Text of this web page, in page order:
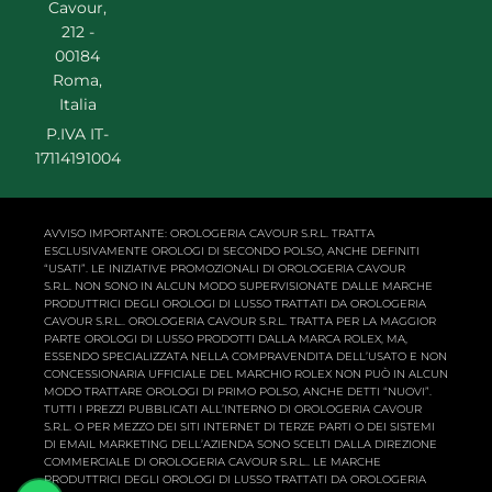
Cavour,
212 -
00184
Roma,
Italia
P.IVA IT-
17114191004
AVVISO IMPORTANTE: OROLOGERIA CAVOUR S.R.L. TRATTA
ESCLUSIVAMENTE OROLOGI DI SECONDO POLSO, ANCHE DEFINITI
“USATI”. LE INIZIATIVE PROMOZIONALI DI OROLOGERIA CAVOUR
S.R.L. NON SONO IN ALCUN MODO SUPERVISIONATE DALLE MARCHE
PRODUTTRICI DEGLI OROLOGI DI LUSSO TRATTATI DA OROLOGERIA
CAVOUR S.R.L.. OROLOGERIA CAVOUR S.R.L. TRATTA PER LA MAGGIOR
PARTE OROLOGI DI LUSSO PRODOTTI DALLA MARCA ROLEX, MA,
ESSENDO SPECIALIZZATA NELLA COMPRAVENDITA DELL’USATO E NON
CONCESSIONARIA UFFICIALE DEL MARCHIO ROLEX NON PUÒ IN ALCUN
MODO TRATTARE OROLOGI DI PRIMO POLSO, ANCHE DETTI “NUOVI”.
TUTTI I PREZZI PUBBLICATI ALL’INTERNO DI OROLOGERIA CAVOUR
S.R.L. O PER MEZZO DEI SITI INTERNET DI TERZE PARTI O DEI SISTEMI
DI EMAIL MARKETING DELL’AZIENDA SONO SCELTI DALLA DIREZIONE
COMMERCIALE DI OROLOGERIA CAVOUR S.R.L.. LE MARCHE
PRODUTTRICI DEGLI OROLOGI DI LUSSO TRATTATI DA OROLOGERIA